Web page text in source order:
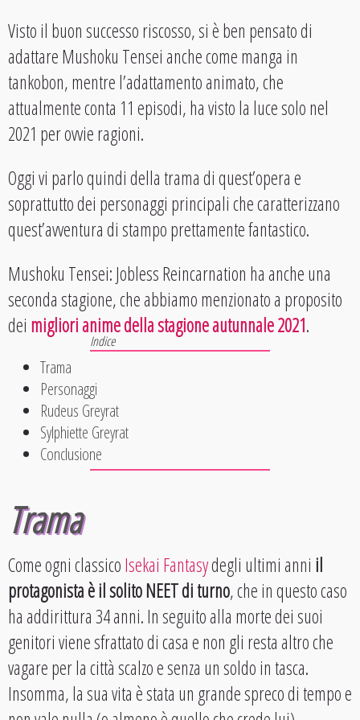
Visto il buon successo riscosso, si è ben pensato di
adattare Mushoku Tensei anche come manga in
tankobon, mentre l’adattamento animato, che
attualmente conta 11 episodi, ha visto la luce solo nel
2021 per ovvie ragioni.
Oggi vi parlo quindi della trama di quest’opera e
soprattutto dei personaggi principali che caratterizzano
quest’avventura di stampo prettamente fantastico.
Mushoku Tensei: Jobless Reincarnation ha anche una
seconda stagione, che abbiamo menzionato a proposito
dei migliori anime della stagione autunnale 2021.
Trama
Personaggi
Rudeus Greyrat
Sylphiette Greyrat
Conclusione
Trama
Come ogni classicoIsekai Fantasydegli ultimi anni il
protagonista è il solito NEET di turno, che in questo caso
ha addirittura 34 anni. In seguito alla morte dei suoi
genitori viene sfrattato di casa e non gli resta altro che
vagare per la città scalzo e senza un soldo in tasca.
Insomma, la sua vita è stata un grande spreco di tempo e